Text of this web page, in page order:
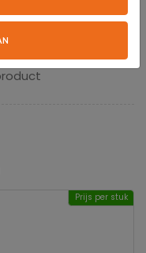
Prijs per stuk